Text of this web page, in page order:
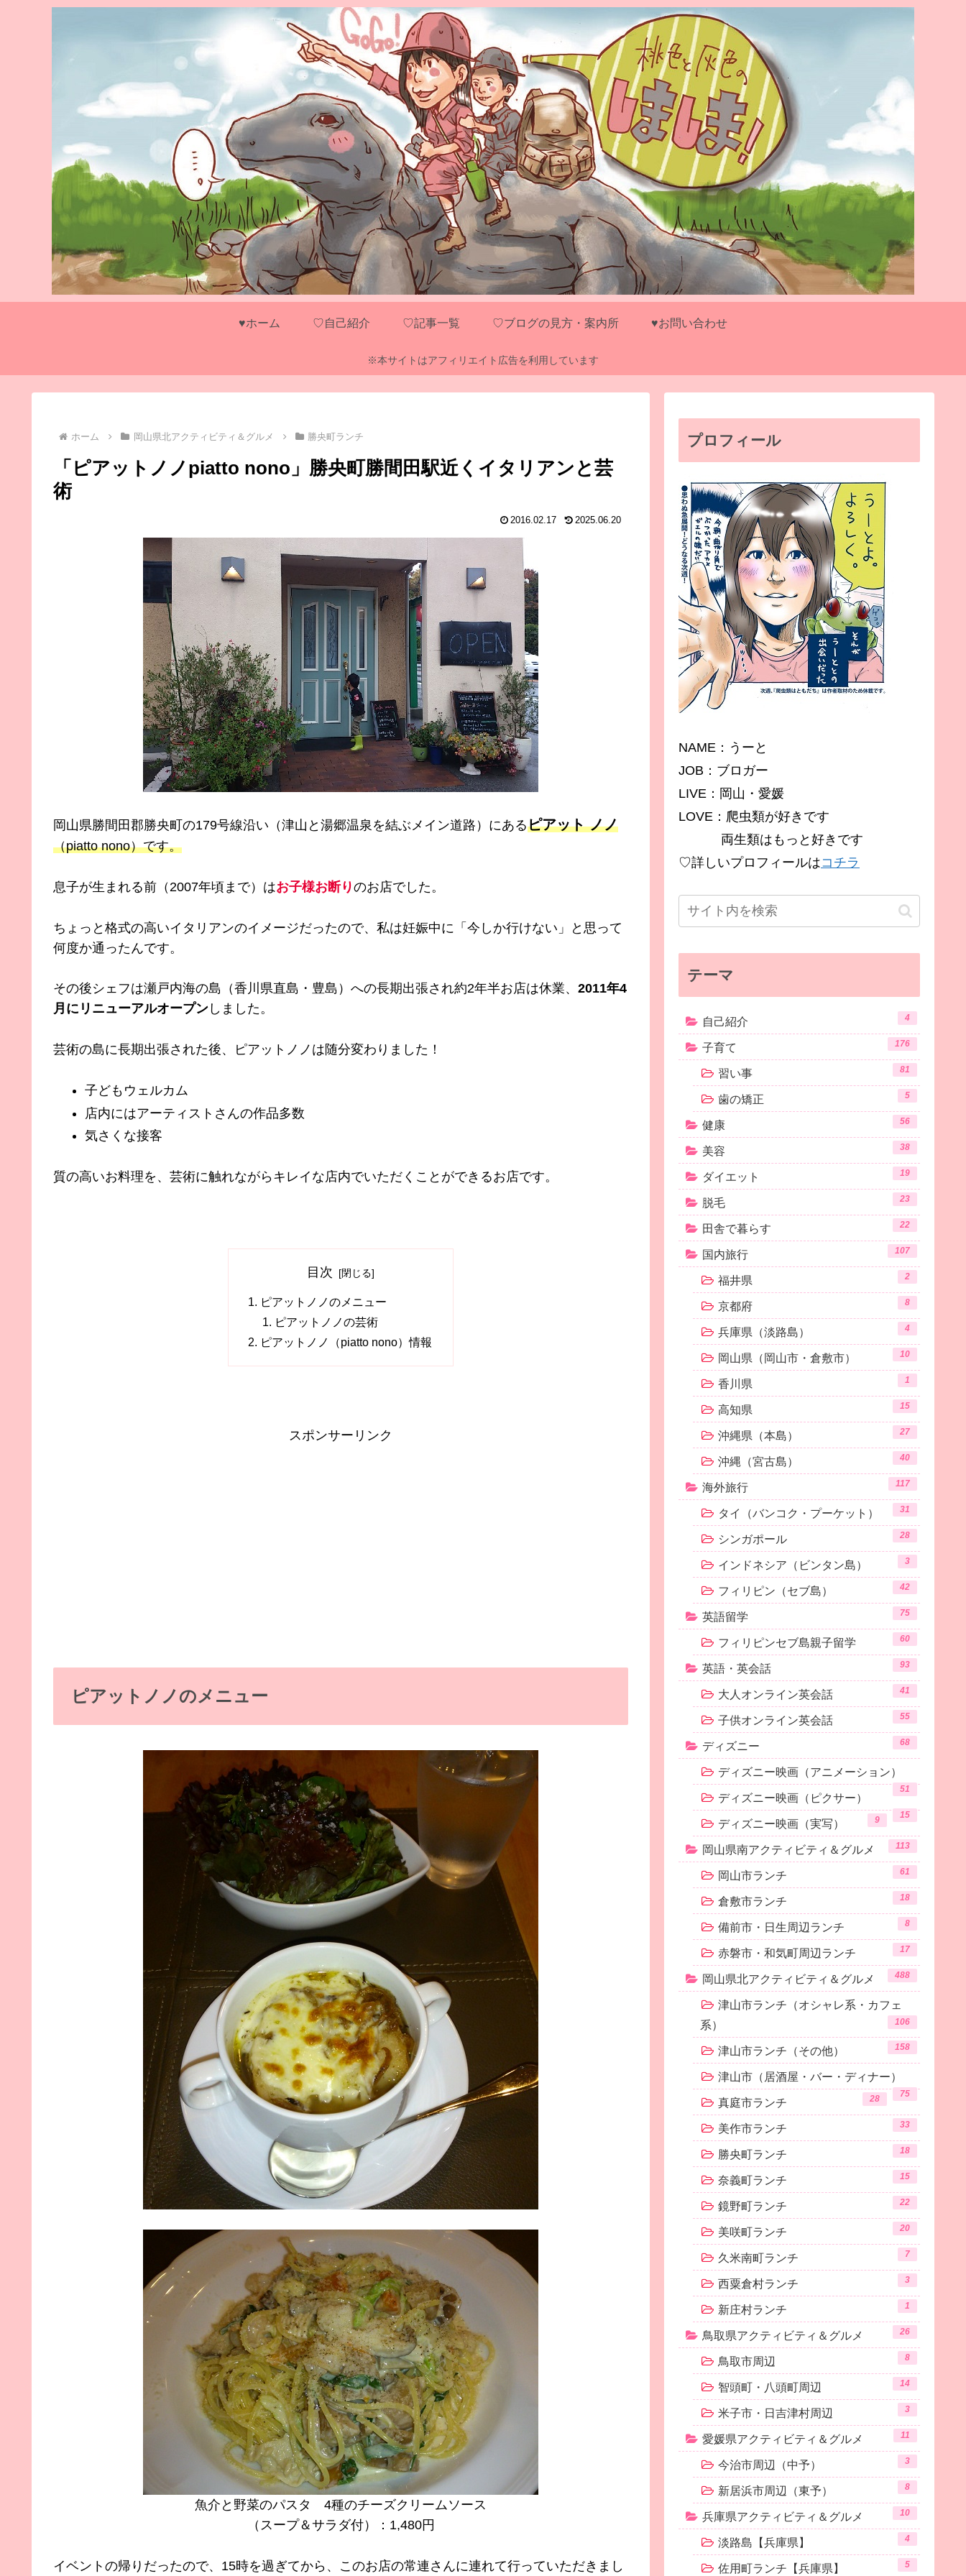
♥ホーム ♡自己紹介 ♡記事一覧 ♡ブログの見方・案内所 ♥お問い合わせ
※本サイトはアフィリエイト広告を利用しています
ホーム 岡山県北アクティビティ＆グルメ 勝央町ランチ
「ピアットノノpiatto nono」勝央町勝間田駅近くイタリアンと芸
術
2016.02.17 2025.06.20
岡山県勝間田郡勝央町の179号線沿い（津山と湯郷温泉を結ぶメイン道路）にあるピアット ノノ
（piatto nono）です。
息子が生まれる前（2007年頃まで）はお子様お断りのお店でした。
ちょっと格式の高いイタリアンのイメージだったので、私は妊娠中に「今しか行けない」と思って
何度か通ったんです。
その後シェフは瀬戸内海の島（香川県直島・豊島）への長期出張され約2年半お店は休業、 2011年4
月にリニューアルオープン しました。
芸術の島に長期出張された後、ピアットノノは随分変わりました！
子どもウェルカム
店内にはアーティストさんの作品多数
気さくな接客
質の高いお料理を、芸術に触れながらキレイな店内でいただくことができるお店です。
目次
ピアットノノのメニュー
ピアットノノの芸術
ピアットノノ（piatto nono）情報
スポンサーリンク
ピアットノノのメニュー
魚介と野菜のパスタ 4種のチーズクリームソース
（スープ＆サラダ付）：1,480円
イベントの帰りだったので、15時を過ぎてから、このお店の常連さんに連れて行っていただきまし
プロフィール
NAME：うーと
JOB：ブロガー
LIVE：岡山・愛媛
LOVE：爬虫類が好きです
両生類はもっと好きです
♡詳しいプロフィールはコチラ
テーマ
自己紹介 4
子育て 176
習い事 81
歯の矯正 5
健康 56
美容 38
ダイエット 19
脱毛 23
田舎で暮らす 22
国内旅行 107
福井県 2
京都府 8
兵庫県（淡路島） 4
岡山県（岡山市・倉敷市） 10
香川県 1
高知県 15
沖縄県（本島） 27
沖縄（宮古島） 40
海外旅行 117
タイ（バンコク・プーケット） 31
シンガポール 28
インドネシア（ビンタン島） 3
フィリピン（セブ島） 42
英語留学 75
フィリピンセブ島親子留学 60
英語・英会話 93
大人オンライン英会話 41
子供オンライン英会話 55
ディズニー 68
ディズニー映画（アニメーション）
51
ディズニー映画（ピクサー）
15
ディズニー映画（実写） 9
岡山県南アクティビティ＆グルメ 113
岡山市ランチ 61
倉敷市ランチ 18
備前市・日生周辺ランチ 8
赤磐市・和気町周辺ランチ 17
岡山県北アクティビティ＆グルメ 488
津山市ランチ（オシャレ系・カフェ
系）
106
津山市ランチ（その他） 158
津山市（居酒屋・バー・ディナー）
75
真庭市ランチ 28
美作市ランチ 33
勝央町ランチ 18
奈義町ランチ 15
鏡野町ランチ 22
美咲町ランチ 20
久米南町ランチ 7
西粟倉村ランチ 3
新庄村ランチ 1
鳥取県アクティビティ＆グルメ 26
鳥取市周辺 8
智頭町・八頭町周辺 14
米子市・日吉津村周辺 3
愛媛県アクティビティ＆グルメ 11
今治市周辺（中予） 3
新居浜市周辺（東予） 8
兵庫県アクティビティ＆グルメ 10
淡路島【兵庫県】 4
佐用町ランチ【兵庫県】 5